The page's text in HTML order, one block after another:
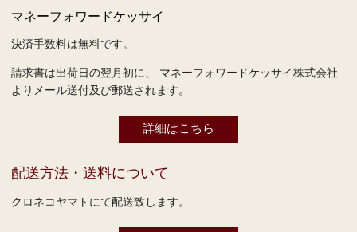
マネーフォワードケッサイ
決済手数料は無料です。
請求書は出荷日の翌月初に、 マネーフォワードケッサイ株式会社
よりメール送付及び郵送されます。
詳細はこちら
配送方法・送料について
クロネコヤマトにて配送致します。